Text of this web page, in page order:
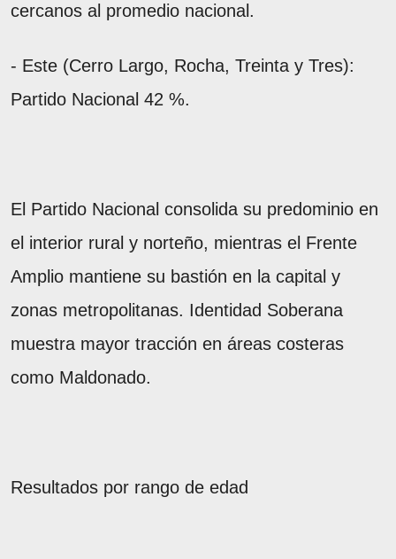
cercanos al promedio nacional.
- Este (Cerro Largo, Rocha, Treinta y Tres):
Partido Nacional 42 %.
El Partido Nacional consolida su predominio en
el interior rural y norteño, mientras el Frente
Amplio mantiene su bastión en la capital y
zonas metropolitanas. Identidad Soberana
muestra mayor tracción en áreas costeras
como Maldonado.
Resultados por rango de edad